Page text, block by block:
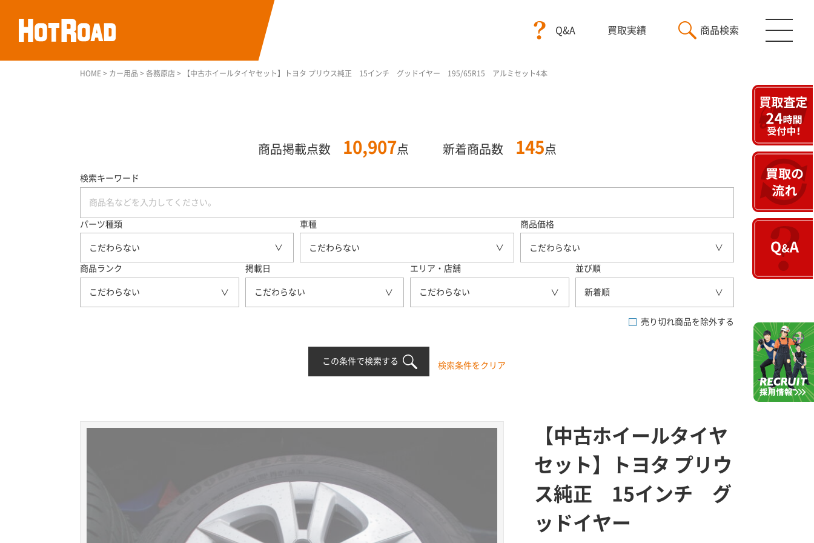
Q&A 買取実績 商品検索
HOME > カー用品 > 各務原店 > 【中古ホイールタイヤセット】トヨタ プリウス純正 15インチ グッドイヤー 195/65R15 アルミセット4本
商品掲載点数 10,907点 新着商品数 145 点
検索キーワード
パーツ種類
こだわらない
車種
こだわらない
商品価格
こだわらない
商品ランク
こだわらない
掲載日
こだわらない
エリア・店舗
こだわらない
並び順
新着順
売り切れ商品を除外する
この条件で検索する 検索条件をクリア
【中古ホイールタイヤ
セット】トヨタ プリウ
ス純正 15インチ グ
ッドイヤー